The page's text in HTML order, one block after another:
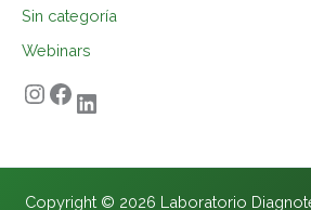
Sin categoría
Webinars
Copyright © 2026 Laboratorio